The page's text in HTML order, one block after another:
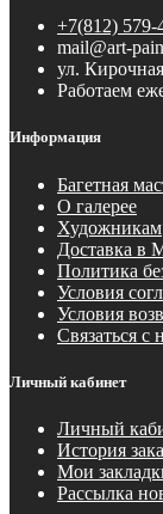
+7(812) 579-
mail@art-
ул.
Работаем
Информация
Багетная
О галерее
Художникам
Доставка в
Политика
Условия
Условия
Связаться с
Личный кабинет
Личный
История
Мои
Рассылка